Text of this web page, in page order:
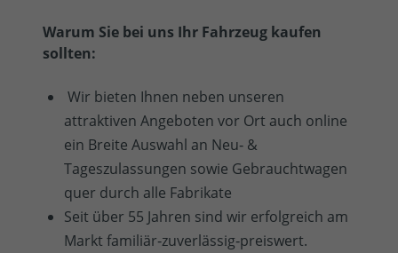
Warum Sie bei uns Ihr Fahrzeug kaufen
sollten:
Wir bieten Ihnen neben unseren
attraktiven Angeboten vor Ort auch online
ein Breite Auswahl an Neu‐ &
Tageszulassungen sowie Gebrauchtwagen
quer durch alle Fabrikate
Seit über 55 Jahren sind wir erfolgreich am
Markt familiär‐zuverlässig‐preiswert.